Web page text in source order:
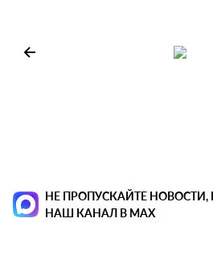
НЕ ПРОПУСКАЙТЕ
НАШ КАНАЛ В MAX